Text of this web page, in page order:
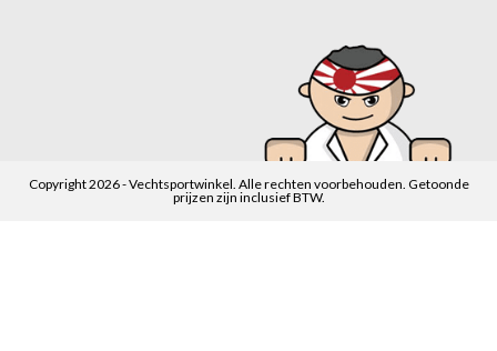
Copyright 2026 - Vechtsportwinkel. Alle rechten voorbehouden. Getoonde
prijzen zijn inclusief BTW.